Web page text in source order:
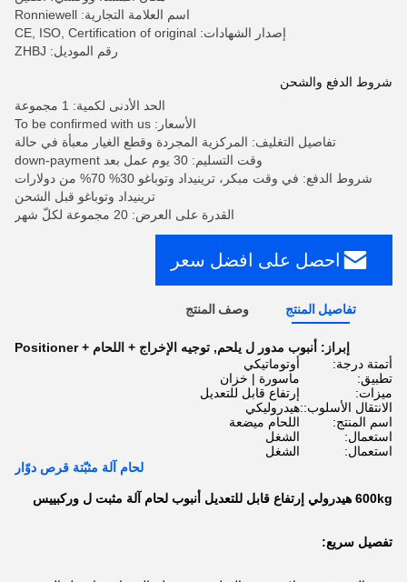
اسم العلامة التجارية: Ronniewell
إصدار الشهادات: CE, ISO, Certification of original
رقم الموديل: ZHBJ
شروط الدفع والشحن
الحد الأدنى لكمية: 1 مجموعة
الأسعار: To be confirmed with us
تفاصيل التغليف: المركزية المجردة وقطع الغيار معبأة في حالة
وقت التسليم: 30 يوم عمل بعد down-payment
شروط الدفع: في وقت مبكر، ترينيداد وتوباغو 30% 70% من دولارات
ترينيداد وتوباغو قبل الشحن
القدرة على العرض: 20 مجموعة لكلّ شهر
احصل على افضل سعر
تفاصيل المنتج وصف المنتج
إبراز: أنبوب مدور ل يلحم, توجيه الإخراج + اللحام + Positioner
أتمتة درجة:
أوتوماتيكي
تطبيق:
ماسورة | خزان
ميزات:
إرتفاع قابل للتعديل
الانتقال الأسلوب::هيدروليكي
اسم المنتج:
اللحام ميضعة
استعمال:
الشغل
استعمال:
الشغل
لحام آلة مثبّتة قرص دوّار
600kg هيدرولي إرتفاع قابل للتعديل أنبوب لحام آلة مثبت ل وركبييس
تفصيل سريع: